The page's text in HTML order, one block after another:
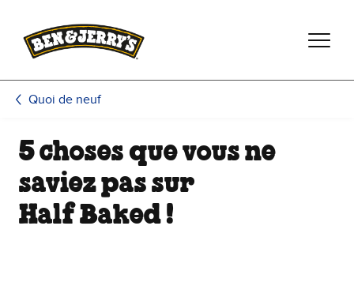
Quoi de neuf
5 choses que vous ne
saviez pas sur
Half Baked !